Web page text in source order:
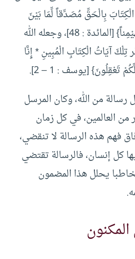
الْكِتَابَ بِالْحَقِّ مُصَدِّقاً لِّمَا بَيْنَ
يَدَيْهِ مِنَ الْكِتَابِ وَمُهَيْمِناً} [المائدة : 48]، وجعله الله
تِلْكَ آيَاتُ الْكِتَابِ الْمُبِينِ * إِنَّا
تَعْقِلُونَ} [يوسف : 1 – 2].
رسالة من الله، وكان المرسل
من العالمين، في كل زمان
فهم هذه الرسالة لا تنقضي،
كل إنسان، فالرسالة تقتضي
يحلل هذا المضمون